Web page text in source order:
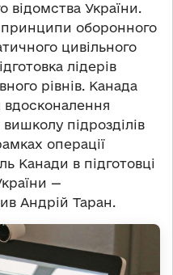
відомства України.
оборонного
цивільного
лідерів
рівнів. Канада
вдосконалення
підрозділів
операції
Канади в підготовці
—
Андрій Таран.